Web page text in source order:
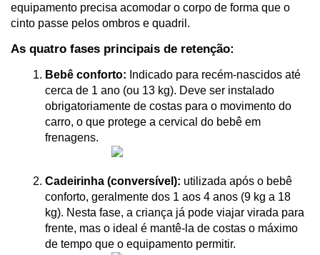
equipamento precisa acomodar o corpo de forma que o
cinto passe pelos ombros e quadril.
As quatro fases principais de retenção:
Bebê conforto: Indicado para recém-nascidos até
cerca de 1 ano (ou 13 kg). Deve ser instalado
obrigatoriamente de costas para o movimento do
carro, o que protege a cervical do bebê em
frenagens.
Cadeirinha (conversível): utilizada após o bebê
conforto, geralmente dos 1 aos 4 anos (9 kg a 18
kg). Nesta fase, a criança já pode viajar virada para
frente, mas o ideal é mantê-la de costas o máximo
de tempo que o equipamento permitir.